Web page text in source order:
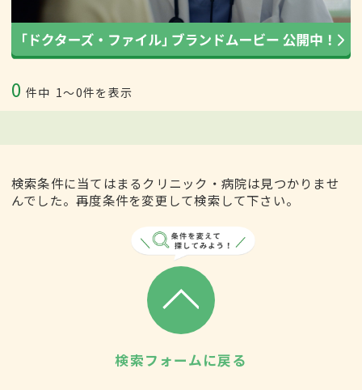
0 件中 1〜0件を表示
検索条件に当てはまるクリニック・病院は見つかりませ
んでした。再度条件を変更して検索して下さい。
検索フォームに戻る